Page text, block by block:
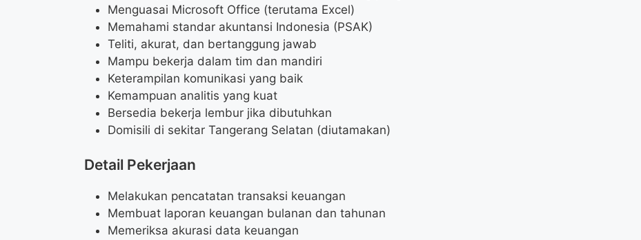
Menguasai Microsoft Office (terutama Excel)
Memahami standar akuntansi Indonesia (PSAK)
Teliti, akurat, dan bertanggung jawab
Mampu bekerja dalam tim dan mandiri
Keterampilan komunikasi yang baik
Kemampuan analitis yang kuat
Bersedia bekerja lembur jika dibutuhkan
Domisili di sekitar Tangerang Selatan (diutamakan)
Detail Pekerjaan
Melakukan pencatatan transaksi keuangan
Membuat laporan keuangan bulanan dan tahunan
Memeriksa akurasi data keuangan